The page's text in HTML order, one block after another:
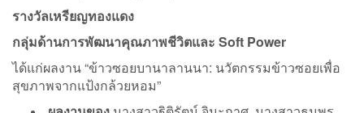
รางวัลเหรียญทองแดง
กลุ่มด้านการพัฒนาคุณภาพชีวิตและ Soft Power
ได้แก่ผลงาน “ข้าวซอยบานาลานนา: นวัตกรรมข้าวซอยเพื่อ
สุขภาพจากแป้งกล้วยหอม”